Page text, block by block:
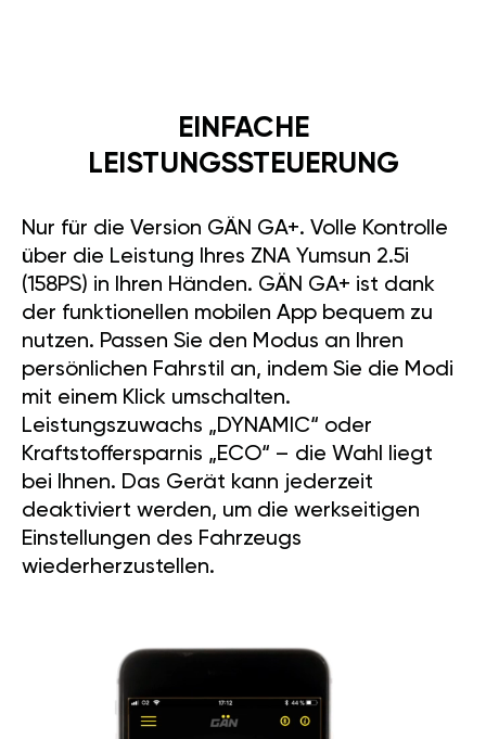
EINFACHE
LEISTUNGSSTEUERUNG
Nur für die Version GÄN GA+. Volle Kontrolle
über die Leistung Ihres ZNA Yumsun 2.5i
(158PS) in Ihren Händen. GÄN GA+ ist dank
der funktionellen mobilen App bequem zu
nutzen. Passen Sie den Modus an Ihren
persönlichen Fahrstil an, indem Sie die Modi
mit einem Klick umschalten.
Leistungszuwachs „DYNAMIC“ oder
Kraftstoffersparnis „ECO“ – die Wahl liegt
bei Ihnen. Das Gerät kann jederzeit
deaktiviert werden, um die werkseitigen
Einstellungen des Fahrzeugs
wiederherzustellen.